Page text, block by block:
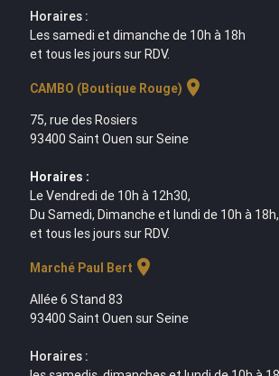
Horaires :
Les samedi et dimanche de 10h à 18h
et tous les jours sur RDV.
CAMBO (Boutique Rouge) location_on
75, rue des Rosiers
93400 Saint Ouen sur Seine
Horaires :
Le Vendredi de 10h à 12h30,
Du Samedi, Dimanche et lundi de 10h à 18h,
et tous les jours sur RDV.
Marché Paul Bert location_on
Allée 6 Stand 83
93400 Saint Ouen sur Seine
Horaires :